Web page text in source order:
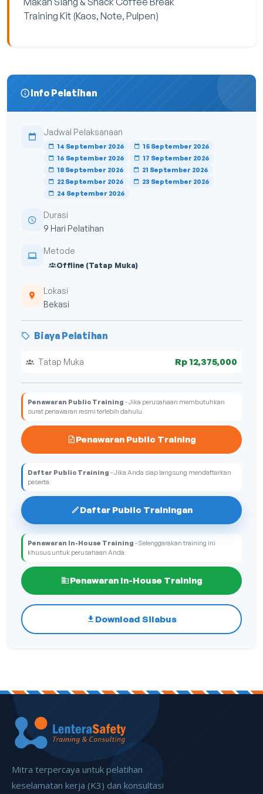
Training Kit (Kaos, Note, Pulpen)
Info Pelatihan
Jadwal Pelaksanaan
14 September 2026
15 September 2026
16 September 2026
17 September 2026
18 September 2026
21 September 2026
22 September 2026
23 September 2026
24 September 2026
Durasi
9 Hari Pelatihan
Metode
Offline (Tatap Muka)
Lokasi
Bekasi
Biaya Pelatihan
Tatap Muka Rp 12,375,000
Penawaran Public Training - Jika perusahaan membutuhkan
surat penawaran resmi terlebih dahulu.
Penawaran Public Training
Daftar Public Training - Jika Anda siap langsung mendaftarkan
peserta.
Daftar Public Trainingan
Penawaran In-House Training - Selenggarakan training ini
khusus untuk perusahaan Anda.
Penawaran In-House Training
Download Silabus
Mitra terpercaya untuk pelatihan
keselamatan kerja (K3) dan konsultasi